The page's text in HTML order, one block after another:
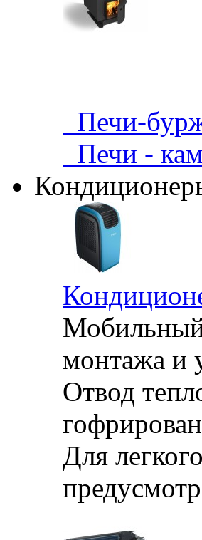
Печи-
Печи -
Мобильный
монтажа и
Отвод
Для